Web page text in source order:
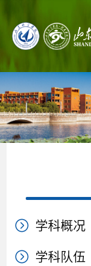
学科概况
学科队伍